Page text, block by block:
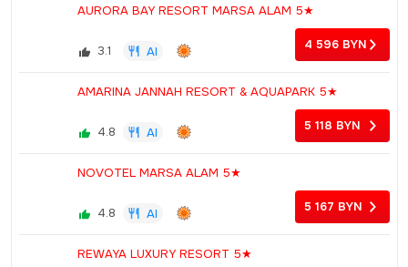
AURORA BAY RESORT MARSA ALAM 5★
3.1 AI 4 596 BYN
AMARINA JANNAH RESORT & AQUAPARK 5★
4.8 AI 5 118 BYN
NOVOTEL MARSA ALAM 5★
4.8 AI 5 167 BYN
REWAYA LUXURY RESORT 5★